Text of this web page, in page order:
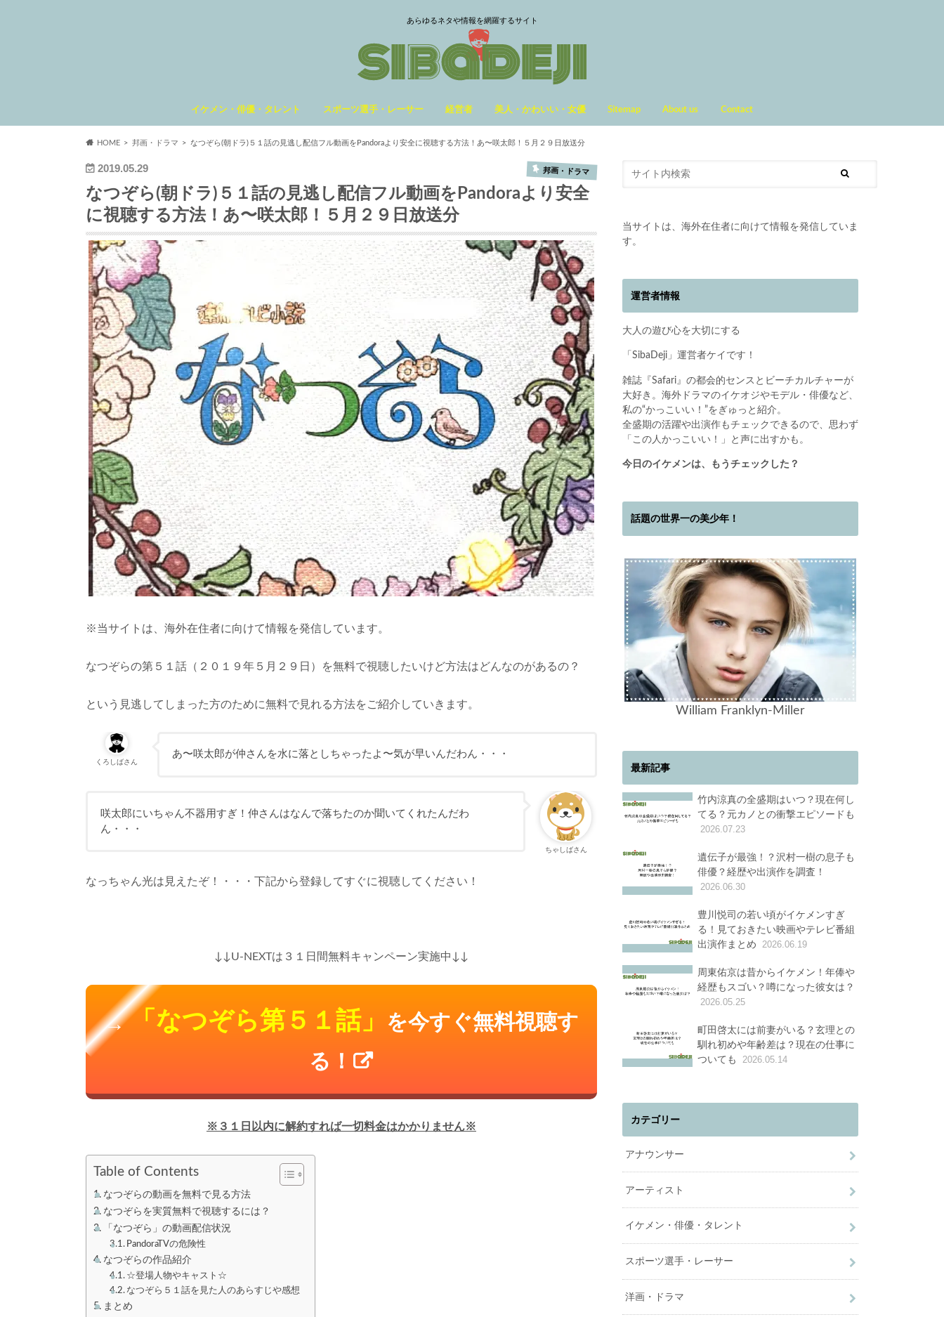
あらゆるネタや情報を網羅するサイト
イケメン・俳優・タレント スポーツ選手・レーサー 経営者 美人・かわいい・女優 Sitemap About us Contact
HOME 邦画・ドラマ なつぞら(朝ドラ)５１話の見逃し配信フル動画をPandoraより安全に視聴する方法！あ〜咲太郎！５月２９日放送分
2019.05.29 邦画・ドラマ
なつぞら(朝ドラ)５１話の見逃し配信フル動画をPandoraより安全
に視聴する方法！あ〜咲太郎！５月２９日放送分
※当サイトは、海外在住者に向けて情報を発信しています。
なつぞらの第５１話（２０１９年５月２９日）を無料で視聴したいけど方法はどんなのがあるの？
という見逃してしまった方のために無料で見れる方法をご紹介していきます。
くろしばさん
あ〜咲太郎が仲さんを水に落としちゃったよ〜気が早いんだわん・・・
ちゃしばさん
咲太郎にいちゃん不器用すぎ！仲さんはなんで落ちたのか聞いてくれたんだわ
ん・・・
なっちゃん光は見えたぞ！・・・下記から登録してすぐに視聴してください！
↓↓U-NEXTは３１日間無料キャンペーン実施中↓↓
→ 「なつぞら第５１話」
を今すぐ無料視聴す
る！
※３１日以内に解約すれば一切料金はかかりません※
Table of Contents
なつぞらの動画を無料で見る方法
なつぞらを実質無料で視聴するには？
「なつぞら」の動画配信状況
PandoraTVの危険性
なつぞらの作品紹介
☆登場人物やキャスト☆
なつぞら５１話を見た人のあらすじや感想
まとめ
当サイトは、海外在住者に向けて情報を発信していま
す。
運営者情報
大人の遊び心を大切にする
「SibaDeji」運営者ケイです！
雑誌『Safari』の都会的センスとビーチカルチャーが
大好き。海外ドラマのイケオジやモデル・俳優など、
私の“かっこいい！”をぎゅっと紹介。
全盛期の活躍や出演作もチェックできるので、思わず
「この人かっこいい！」と声に出すかも。
今日のイケメンは、もうチェックした？
話題の世界一の美少年！
William Franklyn-Miller
最新記事
竹内涼真の全盛期はいつ？現在何し
てる？元カノとの衝撃エピソードも
2026.07.23
遺伝子が最強！？沢村一樹の息子も
俳優？経歴や出演作を調査！
2026.06.30
豊川悦司の若い頃がイケメンすぎ
る！見ておきたい映画やテレビ番組
出演作まとめ
2026.06.19
周東佑京は昔からイケメン！年俸や
経歴もスゴい？噂になった彼女は？
2026.05.25
町田啓太には前妻がいる？玄理との
馴れ初めや年齢差は？現在の仕事に
ついても
2026.05.14
カテゴリー
アナウンサー
アーティスト
イケメン・俳優・タレント
スポーツ選手・レーサー
洋画・ドラマ